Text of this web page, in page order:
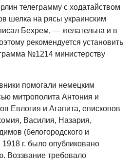
телеграмму с ходатайством
шелка на рясы украинским
Бехрем, — желательна и в
рекомендуется установить
№1214 министерству
помогали немецким
митрополита Антония и
Евлогия и Агапита, епископов
Василия, Назария,
(белогородского и
г. было опубликовано
Воззвание требовало